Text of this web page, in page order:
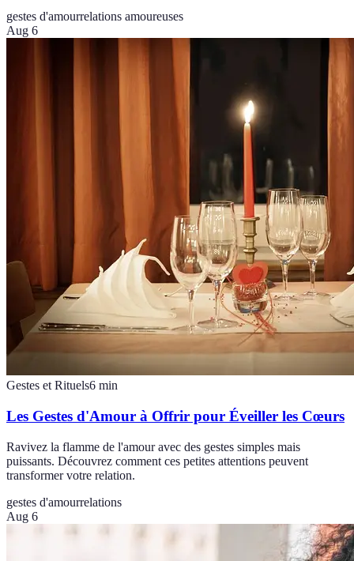
gestes d'amourrelations amoureuses
Aug 6
Gestes et Rituels6 min
Les Gestes d'Amour à Offrir pour Éveiller les Cœurs
Ravivez la flamme de l'amour avec des gestes simples mais
puissants. Découvrez comment ces petites attentions peuvent
transformer votre relation.
gestes d'amourrelations
Aug 6